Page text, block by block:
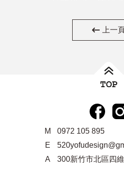
上一
M
0972 105 895
E
A
300新竹市北區四